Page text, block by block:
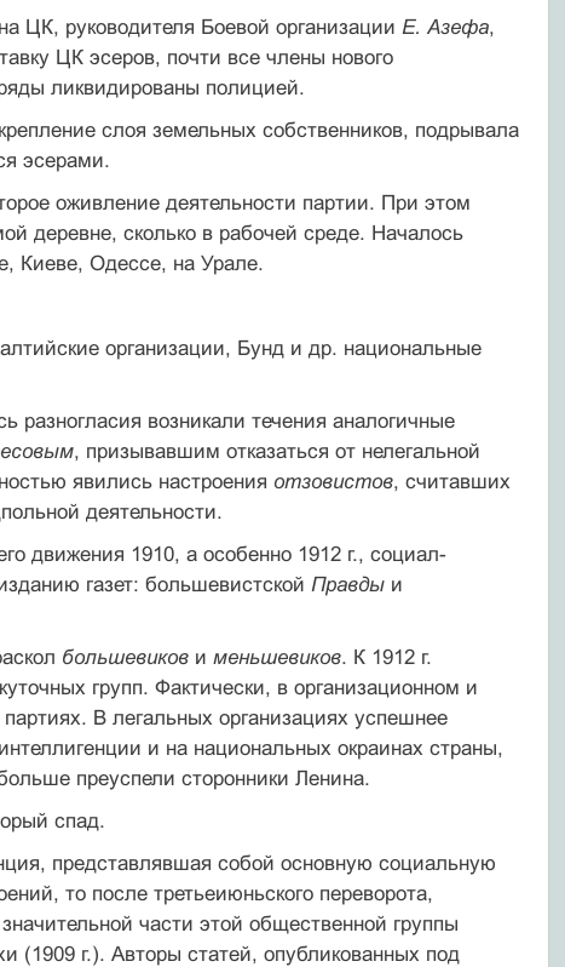
ЦК, руководителя Боевой организации Е. Азефа,
ЦК эсеров, почти все члены нового
ликвидированы полицией.
слоя земельных собственников, подрывала
эсерами.
оживление деятельности партии. При этом
деревне, сколько в рабочей среде. Началось
Киеве, Одессе, на Урале.
организации, Бунд и др. национальные
разногласия возникали течения аналогичные
, призывавшим отказаться от нелегальной
явились настроения отзовистов, считавших
деятельности.
движения 1910, а особенно 1912 г., социал-
газет: большевистской Правдыи
большевикови меньшевиков. К 1912 г.
групп. Фактически, в организационном и
В легальных организациях успешнее
и на национальных окраинах страны,
преуспели сторонники Ленина.
спад.
представлявшая собой основную социальную
то после третьеиюньского переворота,
части этой общественной группы
(1909 г.). Авторы статей, опубликованных под